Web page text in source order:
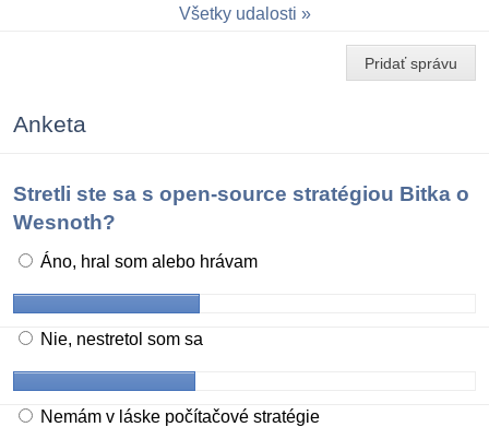
Všetky udalosti
Pridať správu
Anketa
Stretli ste sa s open-source stratégiou Bitka o
Wesnoth?
Áno, hral som alebo hrávam
Nie, nestretol som sa
Nemám v láske počítačové stratégie